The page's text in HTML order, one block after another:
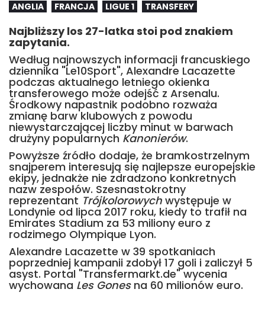
ANGLIA
FRANCJA LIGUE 1 TRANSFERY
Najbliższy los 27-latka stoi pod znakiem
zapytania.
Według najnowszych informacji francuskiego
dziennika "Le10Sport", Alexandre Lacazette
podczas aktualnego letniego okienka
transferowego może odejść z Arsenalu.
Środkowy napastnik podobno rozważa
zmianę barw klubowych z powodu
niewystarczającej liczby minut w barwach
drużyny popularnych Kanonierów.
Powyższe źródło dodaje, że bramkostrzelnym
snajperem interesują się najlepsze europejskie
ekipy, jednakże nie zdradzono konkretnych
nazw zespołów. Szesnastokrotny
reprezentant Trójkolorowych występuje w
Londynie od lipca 2017 roku, kiedy to trafił na
Emirates Stadium za 53 miliony euro z
rodzimego Olympique Lyon.
Alexandre Lacazette w 39 spotkaniach
poprzedniej kampanii zdobył 17 goli i zaliczył 5
asyst. Portal "Transfermarkt.de" wycenia
wychowana Les Gonesna 60 milionów euro.